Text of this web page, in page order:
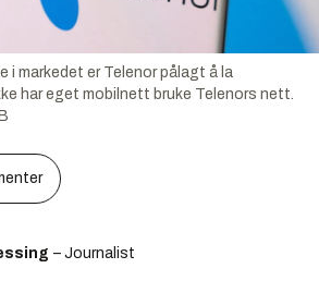
i markedet er Telenor pålagt å la
har eget mobilnett bruke Telenors nett.
– Journalist